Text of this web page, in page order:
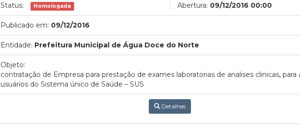
Status: Homologada Abertura: 09/12/2016 00:00
Publicado em: 09/12/2016
Entidade: Prefeitura Municipal de Água Doce do Norte
Objeto:
contratação de Empresa para prestação de exames laboratorias de analises clinicas, para
usuários do Sistema único de Saúde – SUS
Detalhes